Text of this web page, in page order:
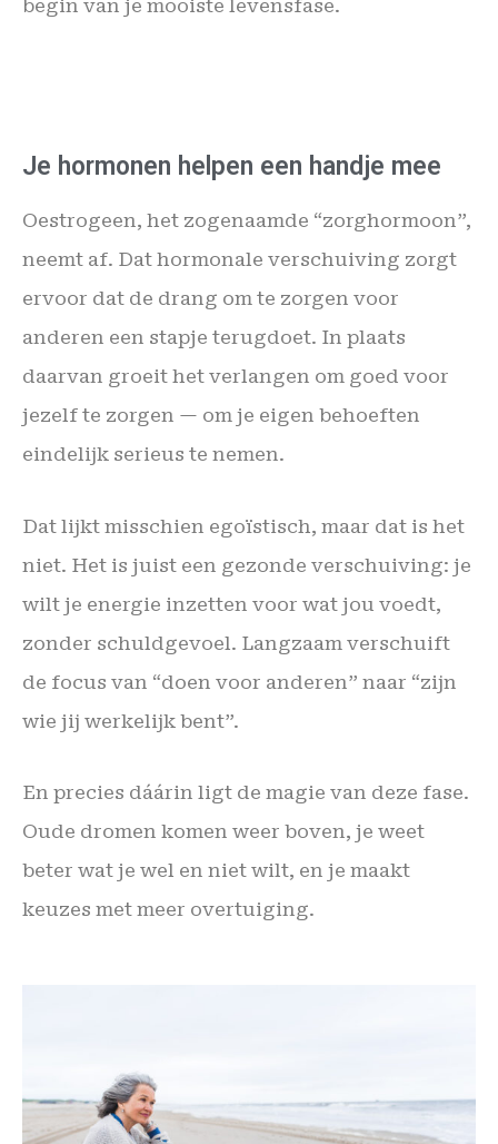
begin van je mooiste levensfase.
Je hormonen helpen een handje mee
Oestrogeen, het zogenaamde “zorghormoon”,
neemt af. Dat hormonale verschuiving zorgt
ervoor dat de drang om te zorgen voor
anderen een stapje terugdoet. In plaats
daarvan groeit het verlangen om goed voor
jezelf te zorgen — om je eigen behoeften
eindelijk serieus te nemen.
Dat lijkt misschien egoïstisch, maar dat is het
niet. Het is juist een gezonde verschuiving: je
wilt je energie inzetten voor wat jou voedt,
zonder schuldgevoel. Langzaam verschuift
de focus van “doen voor anderen” naar “zijn
wie jij werkelijk bent”.
En precies dáárin ligt de magie van deze fase.
Oude dromen komen weer boven, je weet
beter wat je wel en niet wilt, en je maakt
keuzes met meer overtuiging.